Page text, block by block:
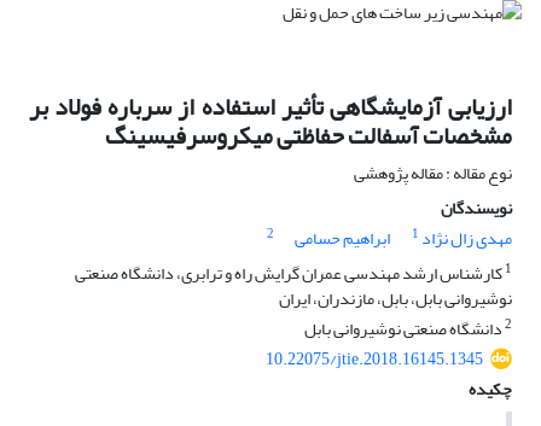
ارزیابی آزمایشگاهی تأثیر استفاده از سرباره فولاد بر
مشخصات آسفالت حفاظتی میکروسرفیسینگ
نوع مقاله : مقاله پژوهشی
نویسندگان
مهدی زال نژاد 1 ابراهیم حسامی
2
1کارشناس ارشد مهندسی عمران گرایش راه و ترابری، دانشگاه صنعتی
نوشیروانی بابل، بابل، مازندران، ایران
2دانشگاه صنعتی نوشیروانی بابل
10.22075/jtie.2018.16145.1345
چکیده